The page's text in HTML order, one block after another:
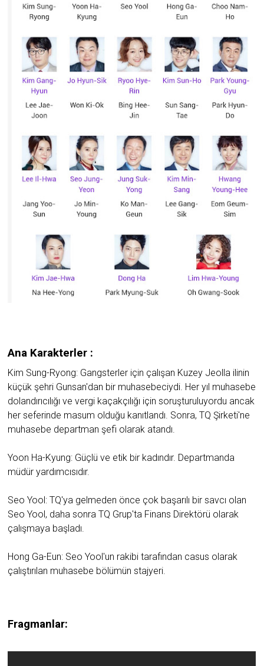
Ana Karakterler :
Kim Sung-Ryong: Gangsterler için çalışan Kuzey Jeolla ilinin
küçük şehri Gunsan'dan bir muhasebeciydi. Her yıl muhasebe
dolandırıcılığı ve vergi kaçakçılığı için soruşturuluyordu ancak
her seferinde masum olduğu kanıtlandı. Sonra, TQ Şirketi'ne
muhasebe departman şefi olarak atandı.
Yoon Ha-Kyung: Güçlü ve etik bir kadındır. Departmanda
müdür yardımcısıdır.
Seo Yool: TQ'ya gelmeden önce çok başarılı bir savcı olan
Seo Yool, daha sonra TQ Grup'ta Finans Direktörü olarak
çalışmaya başladı.
Hong Ga-Eun: Seo Yool'un rakibi tarafından casus olarak
çalıştırılan muhasebe bölümün stajyeri.
Fragmanlar: